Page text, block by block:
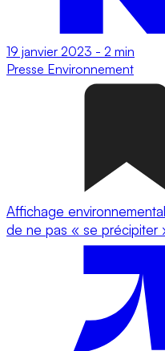
19 janvier 2023 - 2 min
Presse Environnement
Affichage
de ne pas « se précipiter